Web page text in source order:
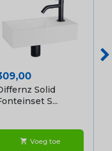
Solid
S...
shopping_cart Voeg toe